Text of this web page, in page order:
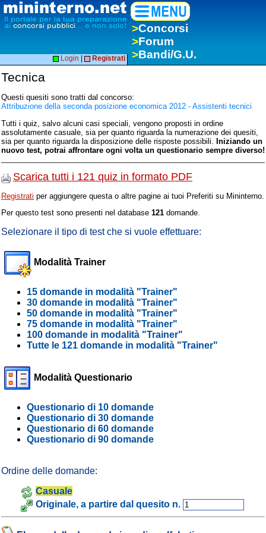
>Concorsi
>Forum
>Bandi/G.U.
Login Registrati
Tecnica
Questi quesiti sono tratti dal concorso:
Attribuzione della seconda posizione economica 2012 - Assistenti tecnici
Tutti i quiz, salvo alcuni casi speciali, vengono proposti in ordine
assolutamente casuale, sia per quanto riguarda la numerazione dei quesiti,
sia per quanto riguarda la disposizione delle risposte possibili. Iniziando un
nuovo test, potrai affrontare ogni volta un questionario sempre diverso!
Scarica tutti i 121 quiz in formato PDF
Registrati per aggiungere questa o altre pagine ai tuoi Preferiti su Mininterno.
Per questo test sono presenti nel database 121 domande.
Selezionare il tipo di test che si vuole effettuare:
Modalità Trainer
15 domande in modalità "Trainer"
30 domande in modalità "Trainer"
50 domande in modalità "Trainer"
75 domande in modalità "Trainer"
100 domande in modalità "Trainer"
Tutte le 121 domande in modalità "Trainer"
Modalità Questionario
Questionario di 10 domande
Questionario di 30 domande
Questionario di 60 domande
Questionario di 90 domande
Ordine delle domande:
Casuale
Originale, a partire dal quesito n.